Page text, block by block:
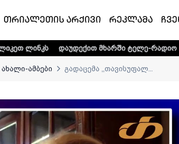
თრიალეთის არქივი რეკლამა
დაუდექით მხარში ტელე-რადიო კომპანია
ახალი-ამბები გადაცემა ,,თავისუფალ...